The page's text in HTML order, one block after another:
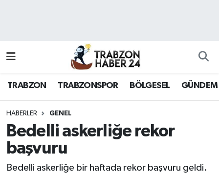
TRABZON TRABZONSPOR BÖLGESEL GÜNDEM
HABERLER GENEL
Bedelli askerliğe rekor
başvuru
Bedelli askerliğe bir haftada rekor başvuru geldi.
Hava Durumu
Namaz Vakitleri
Trafik Durumu
Süper Lig Puan Durumu ve Fikstür